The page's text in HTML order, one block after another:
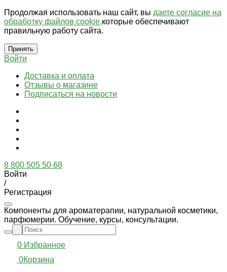
Продолжая использовать наш сайт, вы даете согласие на
обработку файлов cookie,которые обеспечивают
правильную работу сайта.
Принять
Войти
Доставка и оплата
Отзывы о магазине
Подписаться на новости
8 800 505 50 68
Войти
/
Регистрация
Компоненты для ароматерапии, натуральной косметики,
парфюмерии. Обучение, курсы, консультации.
0 Избранное
0Корзина